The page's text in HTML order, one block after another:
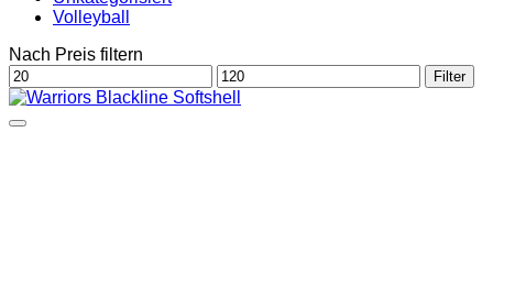
Volleyball
Nach Preis filtern
Min.
Preis
Max.
Preis
Filter